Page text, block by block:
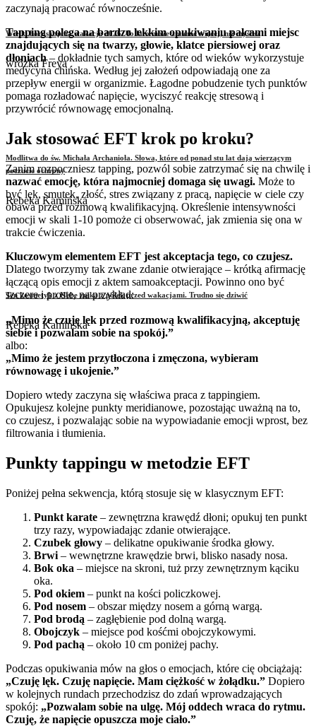
Wielki horoskop na wakacje 2026. To lato może zmienić więcej, niż myślisz
wróżka Freya
Modlitwa do św. Michała Archanioła. Słowa, które od ponad stu lat dają wierzącym
poczucie ochrony
Rebeka Kamińska
Ten kosmetyk z Hebe znika z półek przed wakacjami. Trudno się dziwić
Rebeka Kamińska
zaczynają pracować równocześnie.
Tapping polega na bardzo lekkim opukiwaniu palcami miejsc
znajdujących się na twarzy, głowie, klatce piersiowej oraz
dłoniach– dokładnie tych samych, które od wieków wykorzystuje
medycyna chińska. Według jej założeń odpowiadają one za
przepływ energii w organizmie. Łagodne pobudzenie tych punktów
pomaga rozładować napięcie, wyciszyć reakcję stresową i
przywrócić równowagę emocjonalną.
Jak stosować EFT krok po kroku?
Zanim rozpoczniesz tapping, pozwól sobie zatrzymać się na chwilę i
nazwać emocję, która najmocniej domaga się uwagi. Może to
być lęk, smutek, złość, stres związany z pracą, napięcie w ciele czy
obawa przed rozmową kwalifikacyjną. Określenie intensywności
emocji w skali 1-10 pomoże ci obserwować, jak zmienia się ona w
trakcie ćwiczenia.
Kluczowym elementem EFT jest akceptacja tego, co czujesz.
Dlatego tworzymy tak zwane zdanie otwierające – krótką afirmację
łączącą opis emocji z aktem samoakceptacji. Powinno ono być
szczere i proste, na przykład:
„Mimo że czuję lęk przed rozmową kwalifikacyjną, akceptuję
siebie i pozwalam sobie na spokój.”
albo:
„Mimo że jestem przytłoczona i zmęczona, wybieram
równowagę i ukojenie.”
Dopiero wtedy zaczyna się właściwa praca z tappingiem.
Opukujesz kolejne punkty meridianowe, pozostając uważną na to,
co czujesz, i pozwalając sobie na wypowiadanie emocji wprost, bez
filtrowania i tłumienia.
Punkty tappingu w metodzie EFT
Poniżej pełna sekwencja, którą stosuje się w klasycznym EFT:
Punkt karate – zewnętrzna krawędź dłoni; opukuj ten punkt
trzy razy, wypowiadając zdanie otwierające.
Czubek głowy – delikatne opukiwanie środka głowy.
Brwi – wewnętrzne krawędzie brwi, blisko nasady nosa.
Bok oka – miejsce na skroni, tuż przy zewnętrznym kąciku
oka.
Pod okiem – punkt na kości policzkowej.
Pod nosem – obszar między nosem a górną wargą.
Pod brodą – zagłębienie pod dolną wargą.
Obojczyk – miejsce pod kośćmi obojczykowymi.
Pod pachą – około 10 cm poniżej pachy.
Podczas opukiwania mów na głos o emocjach, które cię obciążają:
„Czuję lęk. Czuję napięcie. Mam ciężkość w żołądku.” Dopiero
w kolejnych rundach przechodzisz do zdań wprowadzających
spokój: „Pozwalam sobie na ulgę. Mój oddech wraca do rytmu.
Czuję, że napięcie opuszcza moje ciało.”